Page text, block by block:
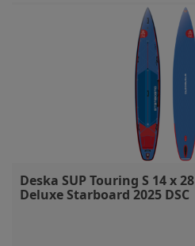
Deska SUP Touring S 14 x 28
Deluxe Starboard 2025 DSC